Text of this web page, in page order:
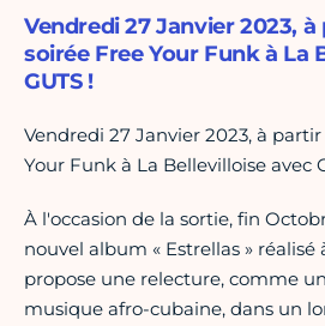
Vendredi 27 Janvier 2023,
soirée Free Your Funk à La
GUTS !
Vendredi 27 Janvier 2023, à
Your Funk à La Bellevilloise avec
À l'occasion de la sortie, fin
nouvel album « Estrellas » réalisé
propose une relecture, comme
musique afro-cubaine, dans un